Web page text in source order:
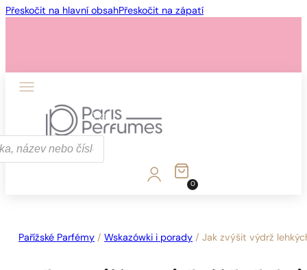
Přeskočit na hlavní obsahPřeskočit na zápatí
1 - 3 ks
0
Pařížské Parfémy /Wskazówki i porady /Jak zvýšit výdrž